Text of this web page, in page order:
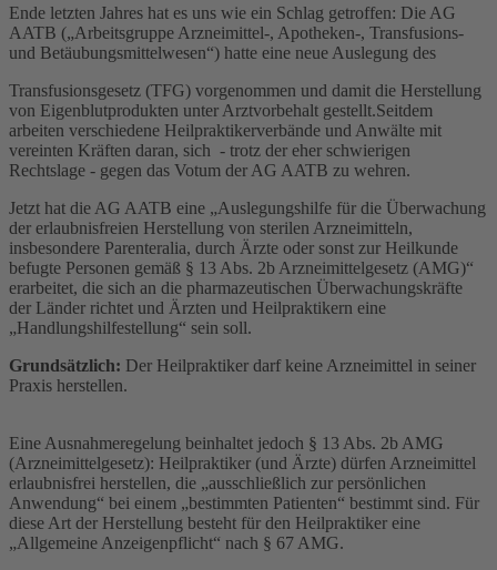
Ende letzten Jahres hat es uns wie ein Schlag getroffen: Die AG
AATB („Arbeitsgruppe Arzneimittel-, Apotheken-, Transfusions-
und Betäubungsmittelwesen“) hatte eine neue Auslegung des
Transfusionsgesetz (TFG) vorgenommen und damit die Herstellung
von Eigenblutprodukten unter Arztvorbehalt gestellt.Seitdem
arbeiten verschiedene Heilpraktikerverbände und Anwälte mit
vereinten Kräften daran, sich - trotz der eher schwierigen
Rechtslage - gegen das Votum der AG AATB zu wehren.
Jetzt hat die AG AATB eine „Auslegungshilfe für die Überwachung
der erlaubnisfreien Herstellung von sterilen Arzneimitteln,
insbesondere Parenteralia, durch Ärzte oder sonst zur Heilkunde
befugte Personen gemäß § 13 Abs. 2b Arzneimittelgesetz (AMG)“
erarbeitet, die sich an die pharmazeutischen Überwachungskräfte
der Länder richtet und Ärzten und Heilpraktikern eine
„Handlungshilfestellung“ sein soll.
Grundsätzlich: Der Heilpraktiker darf keine Arzneimittel in seiner
Praxis herstellen.
Eine Ausnahmeregelung beinhaltet jedoch § 13 Abs. 2b AMG
(Arzneimittelgesetz): Heilpraktiker (und Ärzte) dürfen Arzneimittel
erlaubnisfrei herstellen, die „ausschließlich zur persönlichen
Anwendung“ bei einem „bestimmten Patienten“ bestimmt sind. Für
diese Art der Herstellung besteht für den Heilpraktiker eine
„Allgemeine Anzeigenpflicht“ nach § 67 AMG.